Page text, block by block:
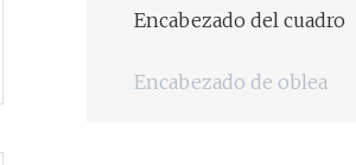
Encabezado del cuadro
Encabezado de oblea